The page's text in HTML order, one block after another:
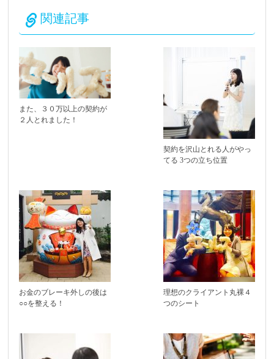
関連記事
また、３０万以上の契約が
２人とれました！
契約を沢山とれる人がやっ
てる 3つの立ち位置
お金のブレーキ外しの後は
○○を整える！
理想のクライアント丸裸４
つのシート